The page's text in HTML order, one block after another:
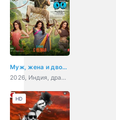
Муж, жена и двое лишних
2026, Индия, драма, мелодрама, комедия
HD